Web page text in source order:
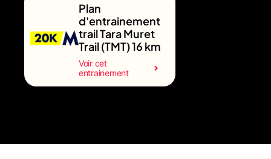
Plan
d'entrainement
trail Tara Muret
Trail (TMT) 16 km
Voir cet
entrainement